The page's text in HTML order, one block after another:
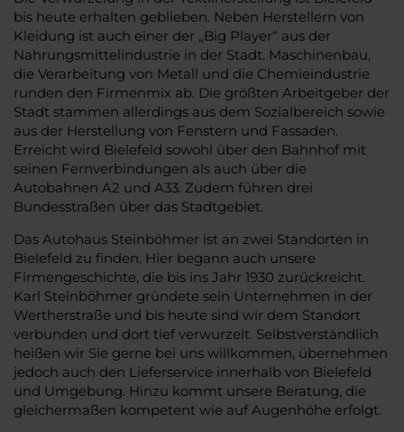
bis heute erhalten geblieben. Neben Herstellern von
Kleidung ist auch einer der „Big Player“ aus der
Nahrungsmittelindustrie in der Stadt. Maschinenbau,
die Verarbeitung von Metall und die Chemieindustrie
runden den Firmenmix ab. Die größten Arbeitgeber der
Stadt stammen allerdings aus dem Sozialbereich sowie
aus der Herstellung von Fenstern und Fassaden.
Erreicht wird Bielefeld sowohl über den Bahnhof mit
seinen Fernverbindungen als auch über die
Autobahnen A2 und A33. Zudem führen drei
Bundesstraßen über das Stadtgebiet.
Das Autohaus Steinböhmer ist an zwei Standorten in
Bielefeld zu finden. Hier begann auch unsere
Firmengeschichte, die bis ins Jahr 1930 zurückreicht.
Karl Steinböhmer gründete sein Unternehmen in der
Wertherstraße und bis heute sind wir dem Standort
verbunden und dort tief verwurzelt. Selbstverständlich
heißen wir Sie gerne bei uns willkommen, übernehmen
jedoch auch den Lieferservice innerhalb von Bielefeld
und Umgebung. Hinzu kommt unsere Beratung, die
gleichermaßen kompetent wie auf Augenhöhe erfolgt.